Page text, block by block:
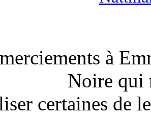
à
Noire qui
certaines de